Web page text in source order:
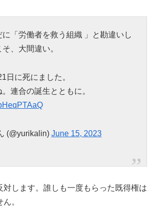
「労働者を救う組織 」と勘違いし
、大間違い。
日に死にました。
連合の誕生とともに。
(@yurikalin) June 15, 2023
対します。誰しも一度もらった既得権は
。